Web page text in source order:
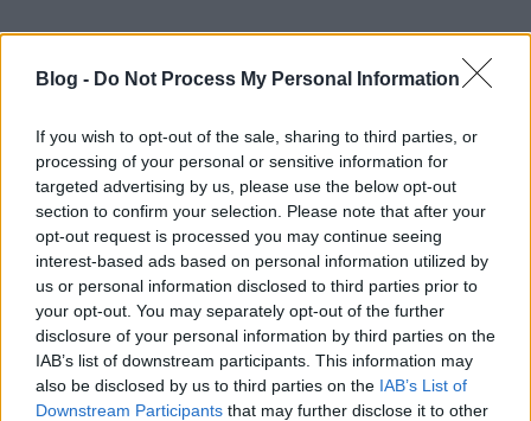
Blog - Do Not Process My Personal Information
If you wish to opt-out of the sale, sharing to third parties, or
processing of your personal or sensitive information for
targeted advertising by us, please use the below opt-out
section to confirm your selection. Please note that after your
opt-out request is processed you may continue seeing
interest-based ads based on personal information utilized by
us or personal information disclosed to third parties prior to
your opt-out. You may separately opt-out of the further
disclosure of your personal information by third parties on the
IAB’s list of downstream participants. This information may
also be disclosed by us to third parties on the IAB’s List of
Downstream Participants that may further disclose it to other
2 hónapja
Celta Vigo - Levante
Igen (Lesz 11-es?)
05.12. 19:00
2,90
2/7
Zoltán Spisák
2 hónapja